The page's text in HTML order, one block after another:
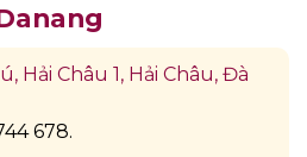
Hải Châu 1, Hải Châu, Đà
678.